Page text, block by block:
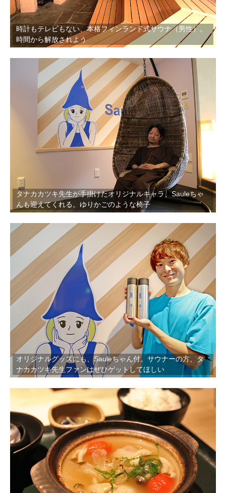
時計もテレビもない、本格フィンランド式サウナ（男性）。
時間から解放されよう
タナカカツキ先生が手掛けたオリジナルキャラ、Sauleちゃ
んも迎えてくれる。ゆりかごのような椅子
オリジナルグッズにも、Sauleちゃん付。サウナーの方、タ
ナカカツキ先生ファンはぜひゲットしてほしい